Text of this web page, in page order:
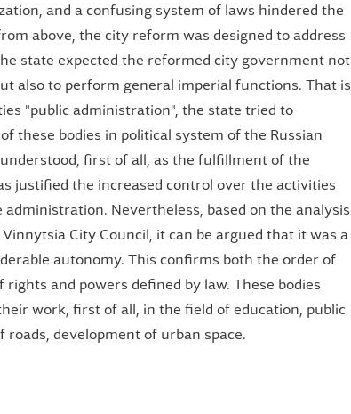
and a confusing system of laws hindered the
above, the city reform was designed to address
state expected the reformed city government not
also to perform general imperial functions. That is
"public administration", the state tried to
these bodies in political system of the Russian
first of all, as the fulfillment of the
justified the increased control over the activities
Nevertheless, based on the analysis
City Council, it can be argued that it was a
autonomy. This confirms both the order of
and powers defined by law. These bodies
work, first of all, in the field of education, public
development of urban space.